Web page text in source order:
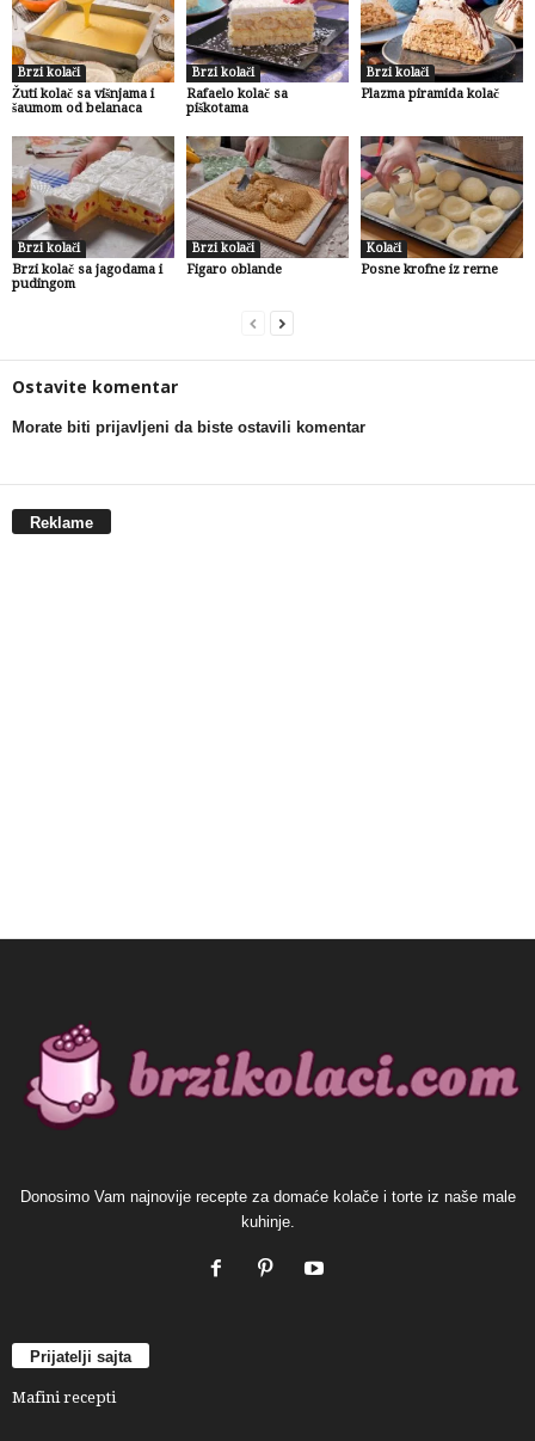
Brzi kolači
Žuti kolač sa višnjama i
šaumom od belanaca
Brzi kolači
Rafaelo kolač sa
piškotama
Brzi kolači
Plazma piramida kolač
Brzi kolači
Brzi kolač sa jagodama i
pudingom
Brzi kolači
Figaro oblande
Kolači
Posne krofne iz rerne
Ostavite komentar
Morate biti prijavljeni da biste ostavili komentar
Reklame
Donosimo Vam najnovije recepte za domaće kolače i torte iz naše male
kuhinje.
Prijatelji sajta
Mafini recepti